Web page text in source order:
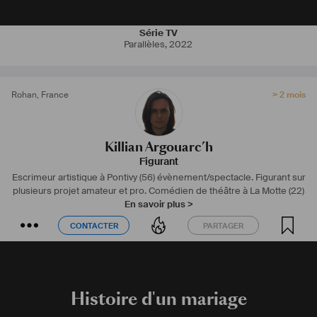
Série TV
Parallèles,2022
Rohan, France > 2 mois
Killian Argouarc’h
Figurant
Escrimeur artistique à Pontivy (56) évènement/spectacle. Figurant sur
plusieurs projet amateur et pro. Comédien de théâtre à La Motte (22)
En savoir plus >
J’ai comme projet de divertir, de permettre au spectateur de libérer
son esprits de tout négativité devant un projet pour laquelle je
CONTACTER PARTAGER
CONTACTER PARTAGER
Histoire d'un mariage